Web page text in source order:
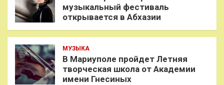
музыкальный фестиваль
открывается в Абхазии
МУЗЫКА
В Мариуполе пройдет Летняя
творческая школа от Академии
имени Гнесиных